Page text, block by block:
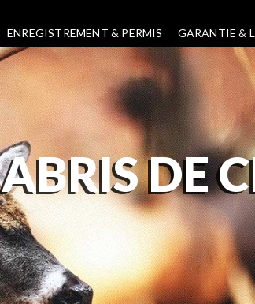
ENREGISTREMENT & PERMIS GARANTIE &
DE